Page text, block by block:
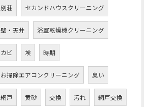
別荘 セカンドハウスクリーニング
壁・天井 浴室乾燥機クリーニング
カビ 埃 時期
お掃除エアコンクリーニング 臭い
網戸 黄砂 交換 汚れ 網戸交換